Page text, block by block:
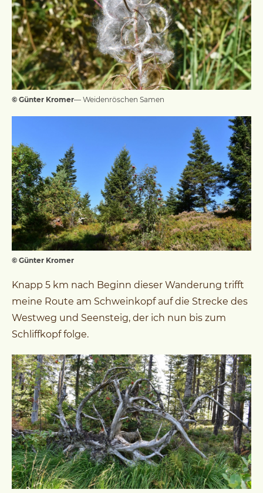
© Günter Kromer— Weidenröschen Samen
© Günter Kromer
Knapp 5 km nach Beginn dieser Wanderung trifft
meine Route am Schweinkopf auf die Strecke des
Westweg und Seensteig, der ich nun bis zum
Schliffkopf folge.